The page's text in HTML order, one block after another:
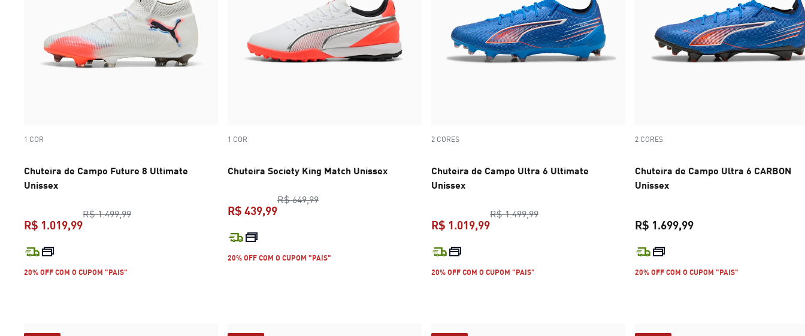
1 COR
Chuteira de Campo Future 8 Ultimate
Unissex
R$ 1.499,99preço original R$ 1.499,99
R$ 1.019,99
20% OFF COM O CUPOM "PAIS"
1 COR
Chuteira Society King Match Unissex
R$ 649,99preço original R$ 649,99
R$ 439,99
20% OFF COM O CUPOM "PAIS"
2 CORES
Chuteira de Campo Ultra 6 Ultimate
Unissex
R$ 1.499,99preço original R$ 1.499,99
R$ 1.019,99
20% OFF COM O CUPOM "PAIS"
2 CORES
Chuteira de Campo Ultra 6 CARBON
Unissex
R$ 1.699,99
20% OFF COM O CUPOM "PAIS"